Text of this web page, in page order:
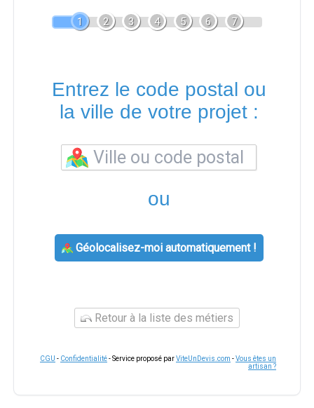
1 2 3 4 5 6 7
Entrez le code postal ou
la ville de votre projet :
ou
Géolocalisez-moi automatiquement !
Retour à la liste des métiers
CGU - Confidentialité- Service proposé parViteUnDevis.com -Vous êtes un
artisan ?